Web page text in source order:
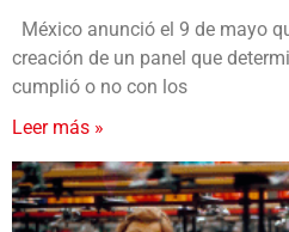
México anunció el 9 de mayo
creación de un panel que
cumplió o no con los
Leer más »